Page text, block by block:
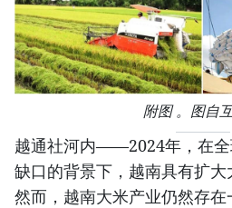
附图 。图自
越通社河内——2024年，在全
缺口的背景下，越南具有扩大
然而，越南大米产业仍然存